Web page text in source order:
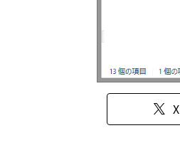
X